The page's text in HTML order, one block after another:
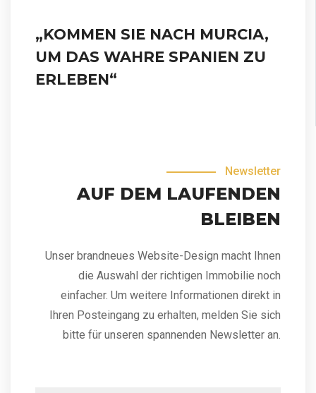
„KOMMEN SIE NACH MURCIA,
UM DAS WAHRE SPANIEN ZU
ERLEBEN“
Newsletter
AUF DEM LAUFENDEN
BLEIBEN
Unser brandneues Website-Design macht Ihnen
die Auswahl der richtigen Immobilie noch
einfacher. Um weitere Informationen direkt in
Ihren Posteingang zu erhalten, melden Sie sich
bitte für unseren spannenden Newsletter an.